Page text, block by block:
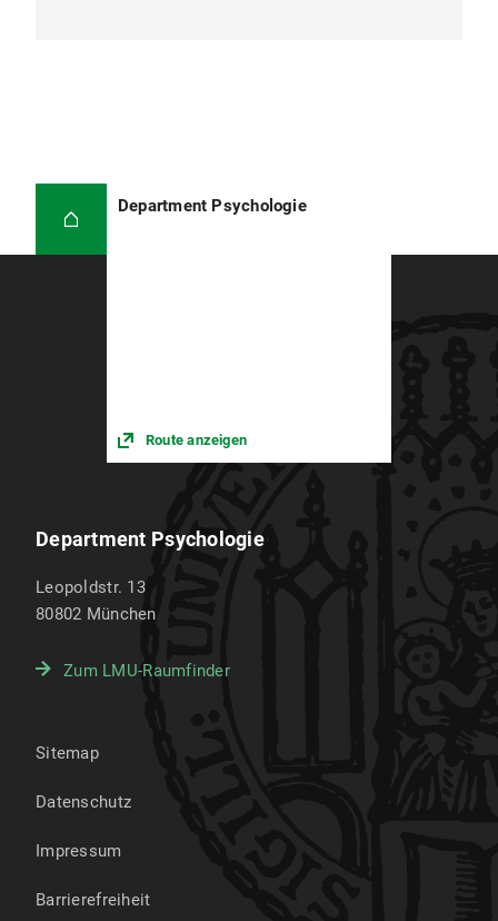
Department Psychologie
Route anzeigen
Department Psychologie
Leopoldstr. 13
80802 München
Zum LMU-Raumfinder
Sitemap
Datenschutz
Impressum
Barrierefreiheit